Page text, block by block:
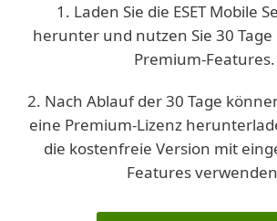
1. Laden Sie die ESET Mobile
herunter und nutzen Sie 30
Premium-Features.
2. Nach Ablauf der 30 Tage
eine Premium-Lizenz
die kostenfreie Version mit
Features